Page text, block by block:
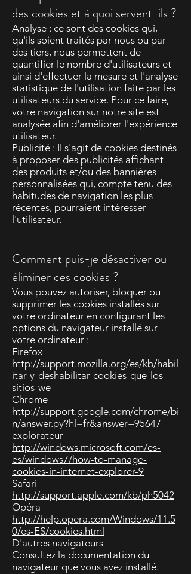
des cookies et à quoi servent-ils ?
Analyse : ce sont des cookies qui,
qu'ils soient traités par nous ou par
des tiers, nous permettent de
quantifier le nombre d'utilisateurs et
ainsi d'effectuer la mesure et l'analyse
statistique de l'utilisation faite par les
utilisateurs du service. Pour ce faire,
votre navigation sur notre site est
analysée afin d'améliorer l'expérience
utilisateur.
Publicité : Il s'agit de cookies destinés
à proposer des publicités affichant
des produits et/ou des bannières
personnalisées qui, compte tenu des
habitudes de navigation les plus
récentes, pourraient intéresser
l'utilisateur.
Comment puis-je désactiver ou
éliminer ces cookies ?
Vous pouvez autoriser, bloquer ou
supprimer les cookies installés sur
votre ordinateur en configurant les
options du navigateur installé sur
votre ordinateur :
Firefox
http://support.mozilla.org/es/kb/habil
itar-y-deshabilitar-cookies-que-los-
sitios-we
Chrome
http://support.google.com/chrome/bi
n/answer.py?hl=fr&answer=95647
explorateur
http://windows.microsoft.com/es-
es/windows7/how-to-manage-
cookies-in-internet-explorer-9
Safari
http://support.apple.com/kb/ph5042
Opéra
http://help.opera.com/Windows/11.5
0/es-ES/cookies.html
D'autres navigateurs
Consultez la documentation du
navigateur que vous avez installé.